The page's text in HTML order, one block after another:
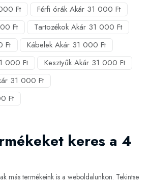
Ft
Férfi órák Akár 31 000 Ft
Ft
Tartozékok Akár 31 000 Ft
Ft
Kábelek Akár 31 000 Ft
000 Ft
Kesztyűk Akár 31 000 Ft
31 000 Ft
Ft
keres a 4
más termékeink is a weboldalunkon. Tekintse